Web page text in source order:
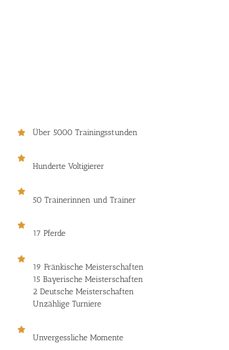
Über 5000 Trainingsstunden
Hunderte Voltigierer
50 Trainerinnen und Trainer
17 Pferde
19 Fränkische Meisterschaften
15 Bayerische Meisterschaften
2 Deutsche Meisterschaften
Unzählige Turniere
Unvergessliche Momente